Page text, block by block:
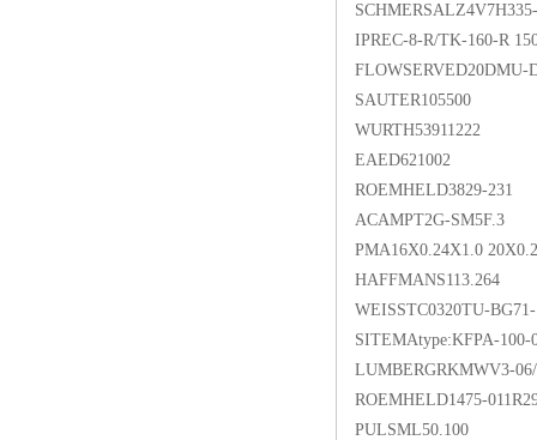
IPREC-8-R/TK-160-R
FLOWSERVED20DMU-
SAUTER105500
WURTH53911222
EAED621002
ROEMHELD3829-231
ACAMPT2G-SM5F.3
PMA16X0.24X1.0
HAFFMANS113.264
WEISSTC0320TU-
SITEMAtype:KFPA-100-
LUMBERGRKMWV3-
ROEMHELD1475-
PULSML50.100